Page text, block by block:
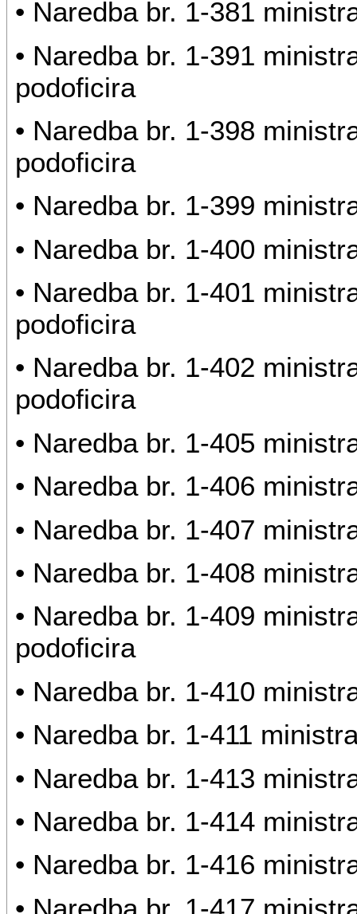
• Naredba br. 1-381
• Naredba br. 1-391
podoficira
• Naredba br. 1-398
podoficira
• Naredba br. 1-399
• Naredba br. 1-400
• Naredba br. 1-401
podoficira
• Naredba br. 1-402
podoficira
• Naredba br. 1-405
• Naredba br. 1-406
• Naredba br. 1-407
• Naredba br. 1-408
• Naredba br. 1-409
podoficira
• Naredba br. 1-410
• Naredba br. 1-411
• Naredba br. 1-413
• Naredba br. 1-414
• Naredba br. 1-416